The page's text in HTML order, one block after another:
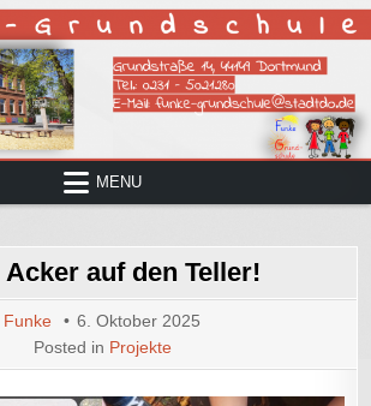
MENU
Acker auf den Teller!
Funke
6. Oktober 2025
Posted in Projekte